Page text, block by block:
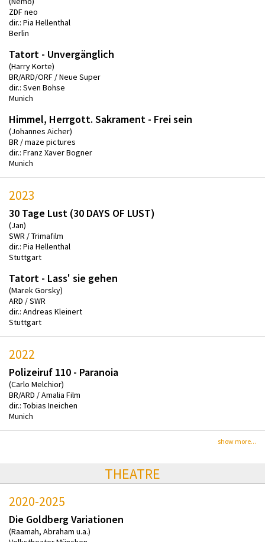
ZDF neo
dir.: Pia Hellenthal
Berlin
Tatort - Unvergänglich
(Harry Korte)
BR/ARD/ORF / Neue Super
dir.: Sven Bohse
Munich
Himmel, Herrgott. Sakrament - Frei sein
(Johannes Aicher)
BR / maze pictures
dir.: Franz Xaver Bogner
Munich
2023
30 Tage Lust (30 DAYS OF LUST)
(Jan)
SWR / Trimafilm
dir.: Pia Hellenthal
Stuttgart
Tatort - Lass' sie gehen
(Marek Gorsky)
ARD / SWR
dir.: Andreas Kleinert
Stuttgart
2022
Polizeiruf 110 - Paranoia
(Carlo Melchior)
BR/ARD / Amalia Film
dir.: Tobias Ineichen
Munich
show more...
THEATRE
2020-2025
Die Goldberg Variationen
(Raamah, Abraham u.a.)